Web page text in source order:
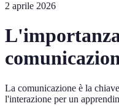
2 aprile 2026
La comunicazione è la
l'interazione per un